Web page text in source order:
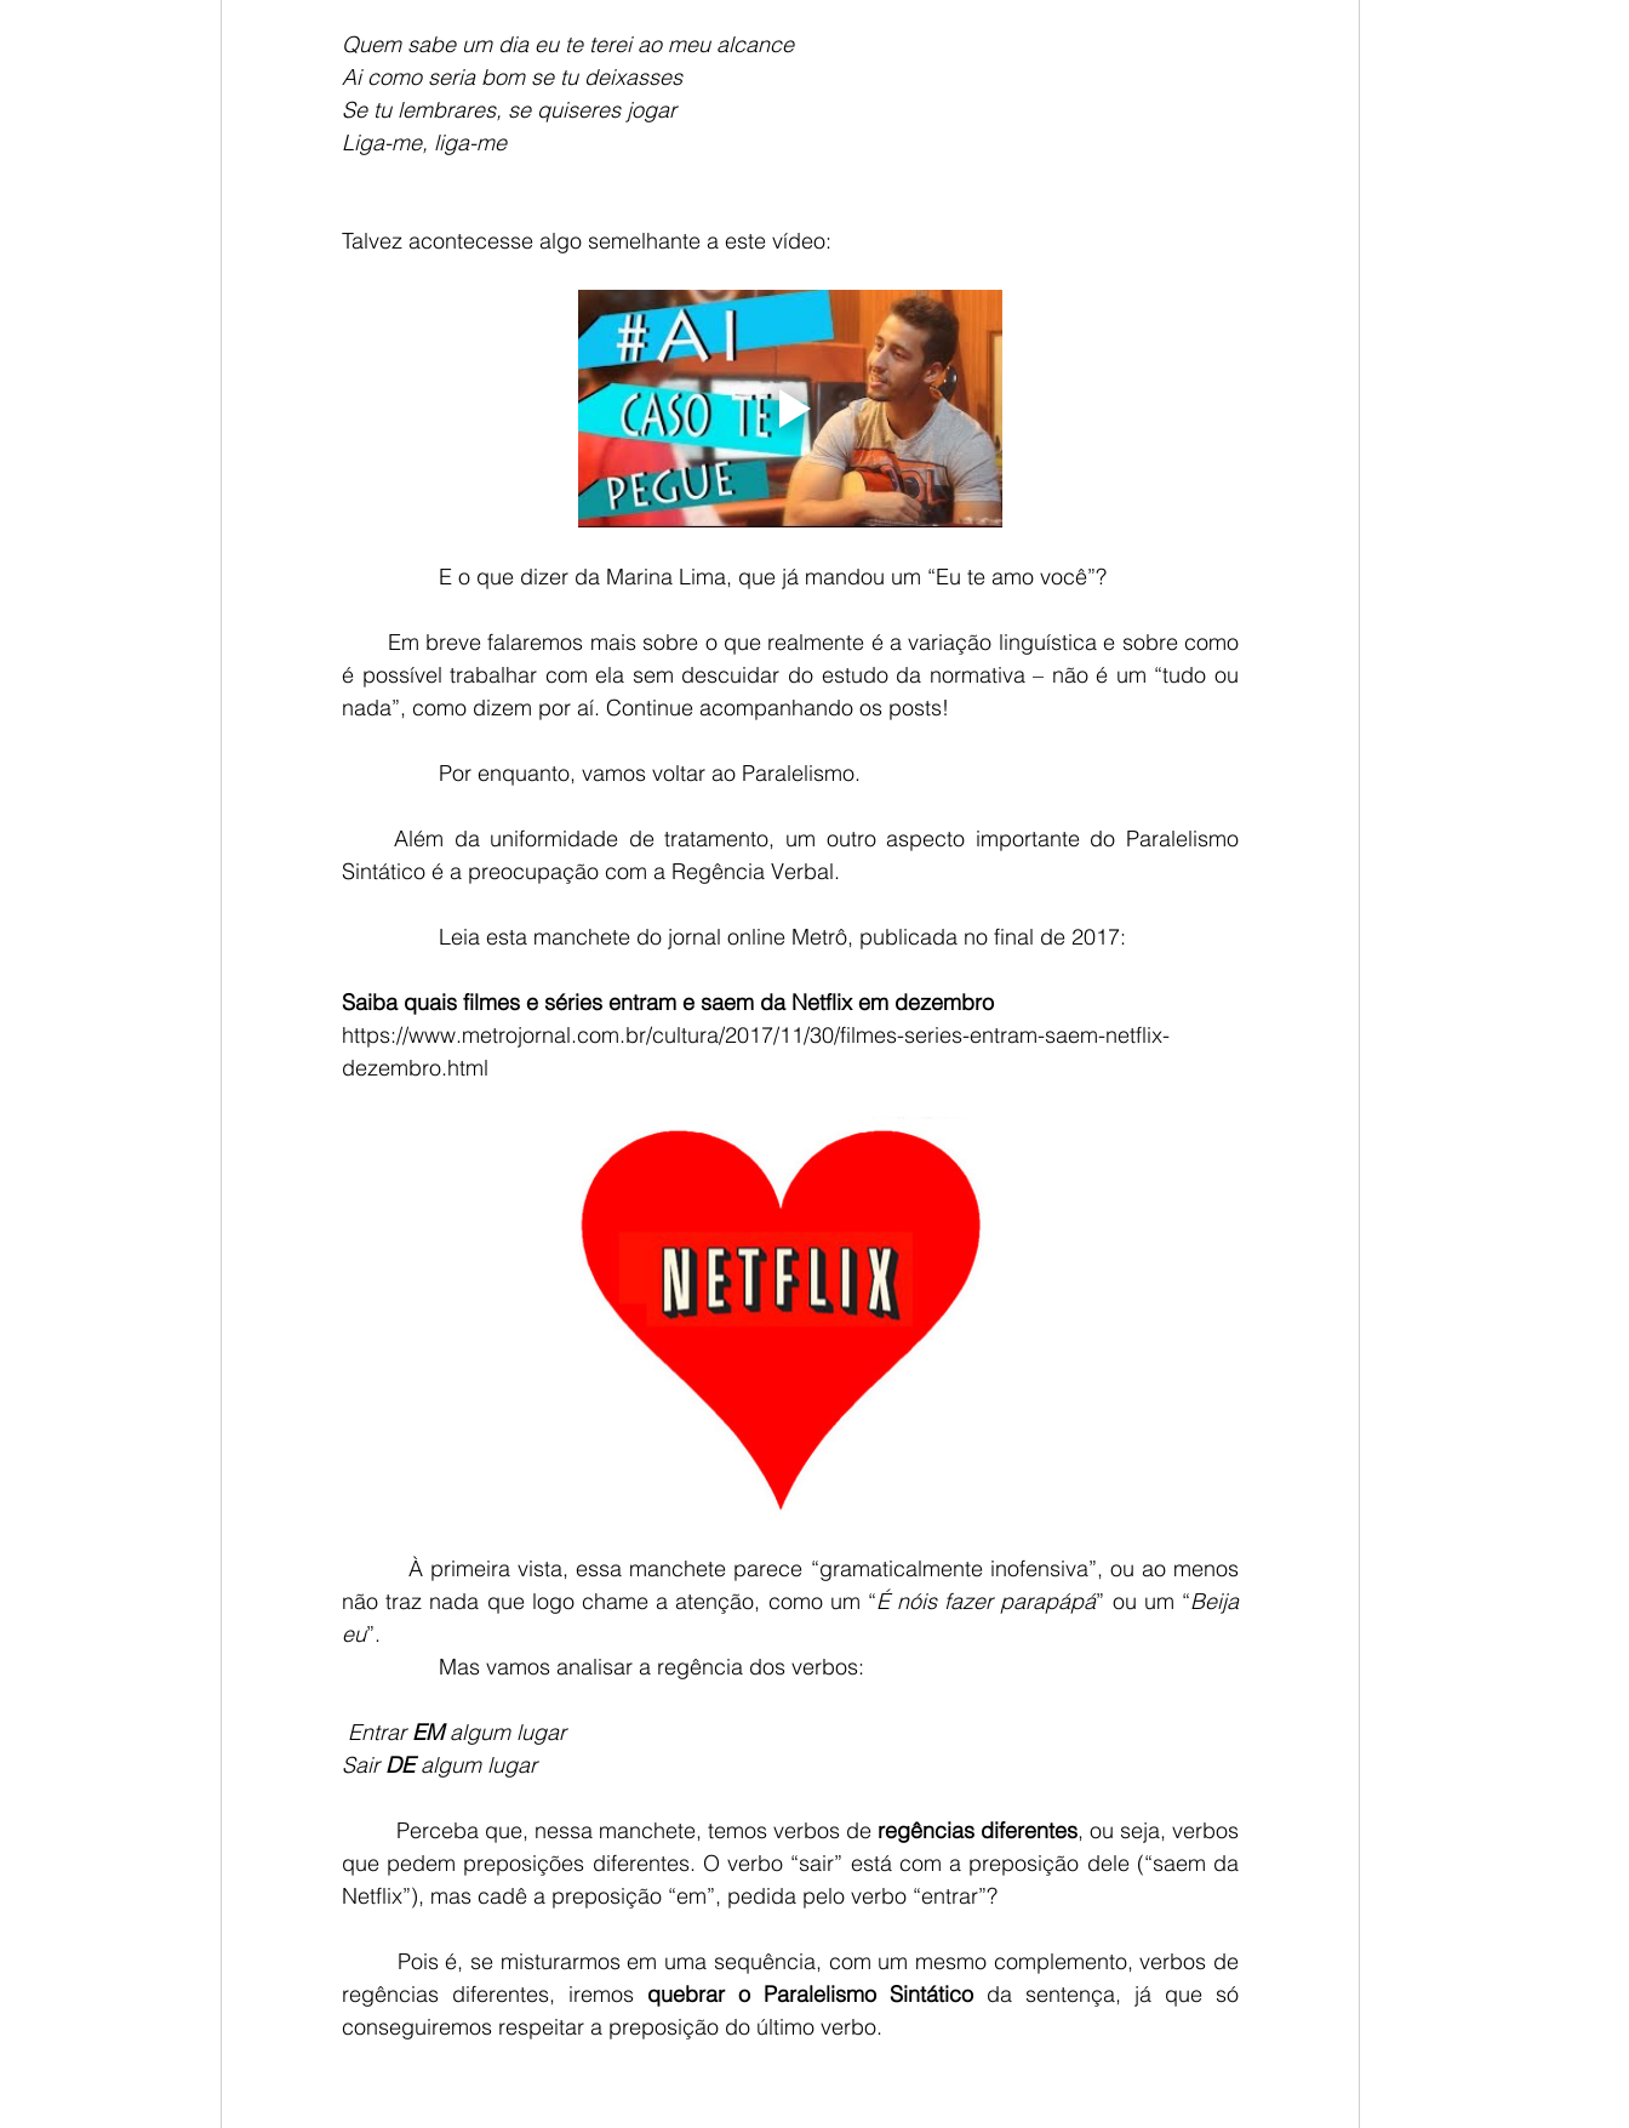
Quem sabe um dia eu te terei ao meu alcance
Ai como seria bom se tu deixasses
Se tu lembrares, se quiseres jogar
Liga-me, liga-me
Talvez acontecesse algo semelhante a este vídeo:
                E o que dizer da Marina Lima, que já mandou um “Eu te amo você”?
é possível trabalhar com ela sem descuidar do estudo da normativa – não é um “tudo ou
nada”, como dizem por aí. Continue acompanhando os posts!
                Por enquanto, vamos voltar ao Paralelismo.
Sintático é a preocupação com a Regência Verbal.
                Leia esta manchete do jornal online Metrô, publicada no final de 2017:
Saiba quais filmes e séries entram e saem da Netflix em dezembro
https://www.metrojornal.com.br/cultura/2017/11/30/filmes-series-entram-saem-netflix-
dezembro.html
não traz nada que logo chame a atenção, como um “É nóis fazer parapápá” ou um “Beija
eu”.
                Mas vamos analisar a regência dos verbos:
Entrar EM algum lugar
Sair DE algum lugar
         Perceba que, nessa manchete, temos verbos de
regências diferentes, ou seja, verbos
que pedem preposições diferentes. O verbo “sair” está com a preposição dele (“saem da
Netflix”), mas cadê a preposição “em”, pedida pelo verbo “entrar”?
regências diferentes, iremos quebrar o Paralelismo Sintático da sentença, já que só
conseguiremos respeitar a preposição do último verbo.